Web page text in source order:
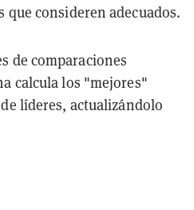
consideren adecuados.
de comparaciones
calcula los "mejores"
líderes, actualizándolo